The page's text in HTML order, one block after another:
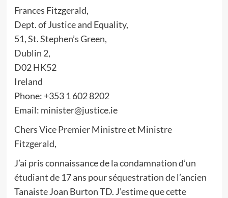
Frances Fitzgerald,
Dept. of Justice and Equality,
51, St. Stephen’s Green,
Dublin 2,
D02 HK52
Ireland
Phone: +353 1 602 8202
Email: minister@justice.ie
Chers Vice Premier Ministre et Ministre
Fitzgerald,
J’ai pris connaissance de la condamnation d’un
étudiant de 17 ans pour séquestration de l’ancien
Tanaiste Joan Burton TD. J’estime que cette